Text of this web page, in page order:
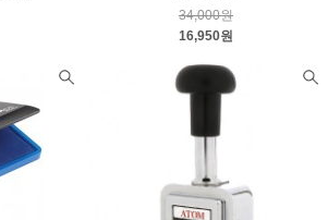
34,000원
16,950원